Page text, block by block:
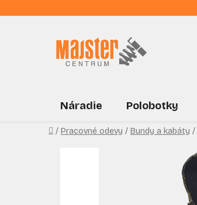
na
Náradie Polobotky
Domov
/ Pracovné odevy / Bundy a kabáty /